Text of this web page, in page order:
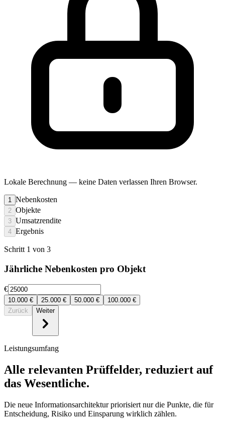
Lokale Berechnung — keine Daten verlassen Ihren Browser.
1 Nebenkosten
2 Objekte
3 Umsatzrendite
4 Ergebnis
Schritt 1 von 3
Jährliche Nebenkosten pro Objekt
€
10.000 € 25.000 € 50.000 € 100.000 €
Zurück
Weiter
Leistungsumfang
Alle relevanten Prüffelder, reduziert auf
das Wesentliche.
Die neue Informationsarchitektur priorisiert nur die Punkte, die für
Entscheidung, Risiko und Einsparung wirklich zählen.